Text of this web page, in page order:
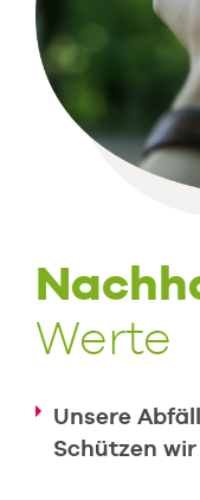
Werte
Unsere
Schützen